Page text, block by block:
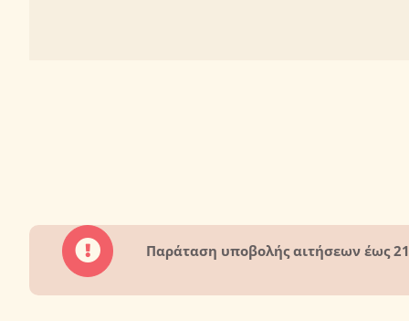
Παράταση υποβολής αιτήσεων έως